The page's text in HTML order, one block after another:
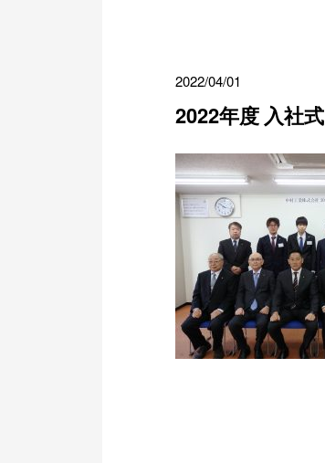
2022/04/01
2022年度 入社式